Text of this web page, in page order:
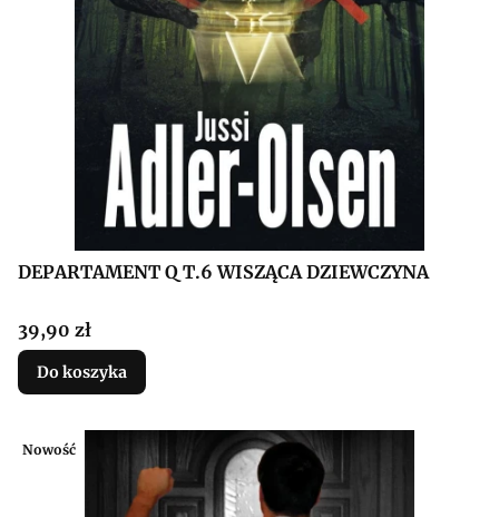
DEPARTAMENT Q T.6 WISZĄCA DZIEWCZYNA
Cena
39,90 zł
Do koszyka
Nowość